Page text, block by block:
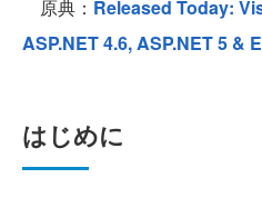
原典： Released Today:
ASP.NET 4.6, ASP.NET 5 &
はじめに